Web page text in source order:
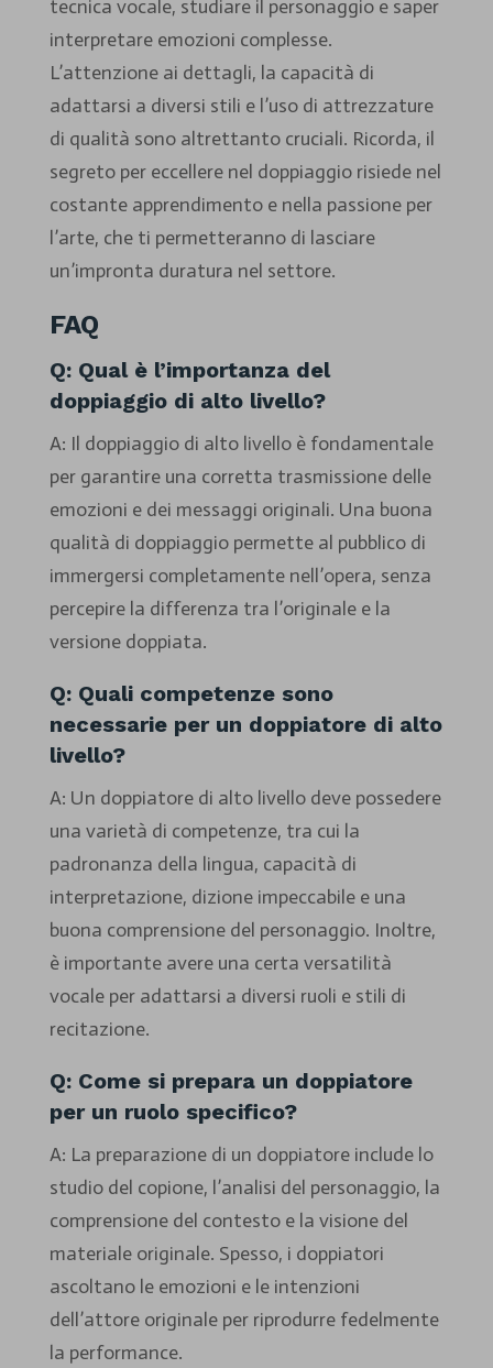
tecnica vocale, studiare il personaggio e saper
interpretare emozioni complesse.
L’attenzione ai dettagli, la capacità di
adattarsi a diversi stili e l’uso di attrezzature
di qualità sono altrettanto cruciali. Ricorda, il
segreto per eccellere nel doppiaggio risiede nel
costante apprendimento e nella passione per
l’arte, che ti permetteranno di lasciare
un’impronta duratura nel settore.
FAQ
Q: Qual è l’importanza del
doppiaggio di alto livello?
A: Il doppiaggio di alto livello è fondamentale
per garantire una corretta trasmissione delle
emozioni e dei messaggi originali. Una buona
qualità di doppiaggio permette al pubblico di
immergersi completamente nell’opera, senza
percepire la differenza tra l’originale e la
versione doppiata.
Q: Quali competenze sono
necessarie per un doppiatore di alto
livello?
A: Un doppiatore di alto livello deve possedere
una varietà di competenze, tra cui la
padronanza della lingua, capacità di
interpretazione, dizione impeccabile e una
buona comprensione del personaggio. Inoltre,
è importante avere una certa versatilità
vocale per adattarsi a diversi ruoli e stili di
recitazione.
Q: Come si prepara un doppiatore
per un ruolo specifico?
A: La preparazione di un doppiatore include lo
studio del copione, l’analisi del personaggio, la
comprensione del contesto e la visione del
materiale originale. Spesso, i doppiatori
ascoltano le emozioni e le intenzioni
dell’attore originale per riprodurre fedelmente
la performance.